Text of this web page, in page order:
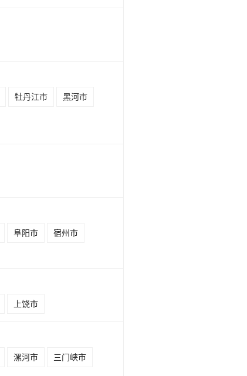
牡丹江市
黑河市
阜阳市
宿州市
上饶市
漯河市
三门峡市